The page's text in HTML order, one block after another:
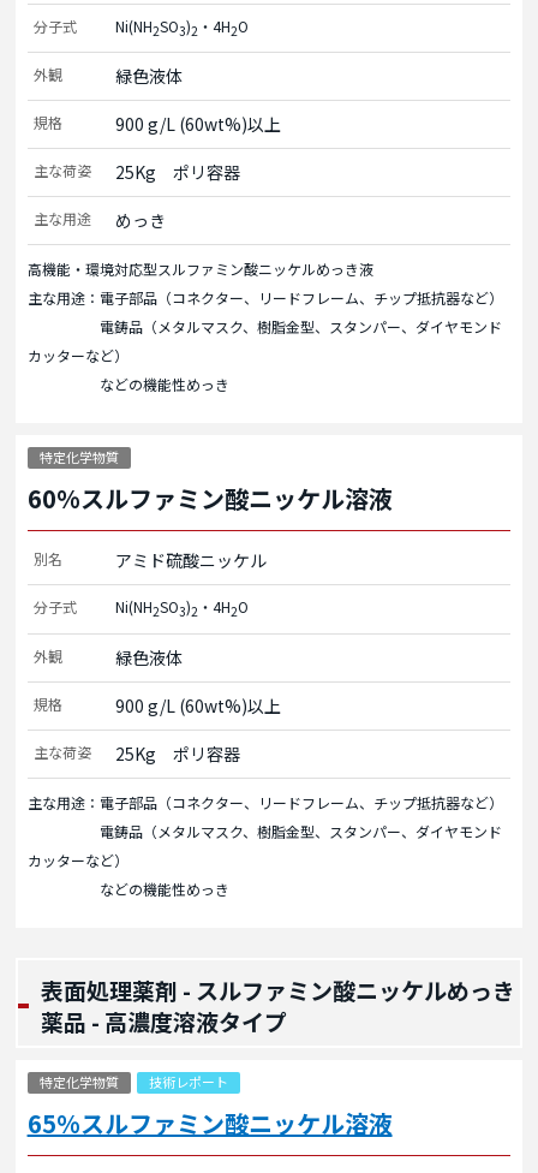
分子式 Ni(NH2SO3)2 ・4H2O
外観 緑色液体
規格 900 g/L (60wt%)以上
主な荷姿 25Kg　ポリ容器
主な用途 めっき
高機能・環境対応型スルファミン酸ニッケルめっき液
主な用途：電子部品（コネクター、リードフレーム、チップ抵抗器など）
電鋳品（メタルマスク、樹脂金型、スタンパー、ダイヤモンド
カッターなど）
などの機能性めっき
特定化学物質
60%スルファミン酸ニッケル溶液
別名 アミド硫酸ニッケル
分子式 Ni(NH2SO3)2 ・4H2O
外観 緑色液体
規格 900 g/L (60wt%)以上
主な荷姿 25Kg　ポリ容器
主な用途：電子部品（コネクター、リードフレーム、チップ抵抗器など）
電鋳品（メタルマスク、樹脂金型、スタンパー、ダイヤモンド
カッターなど）
などの機能性めっき
表面処理薬剤 - スルファミン酸ニッケルめっき
薬品 - 高濃度溶液タイプ
特定化学物質 技術レポート
65%スルファミン酸ニッケル溶液